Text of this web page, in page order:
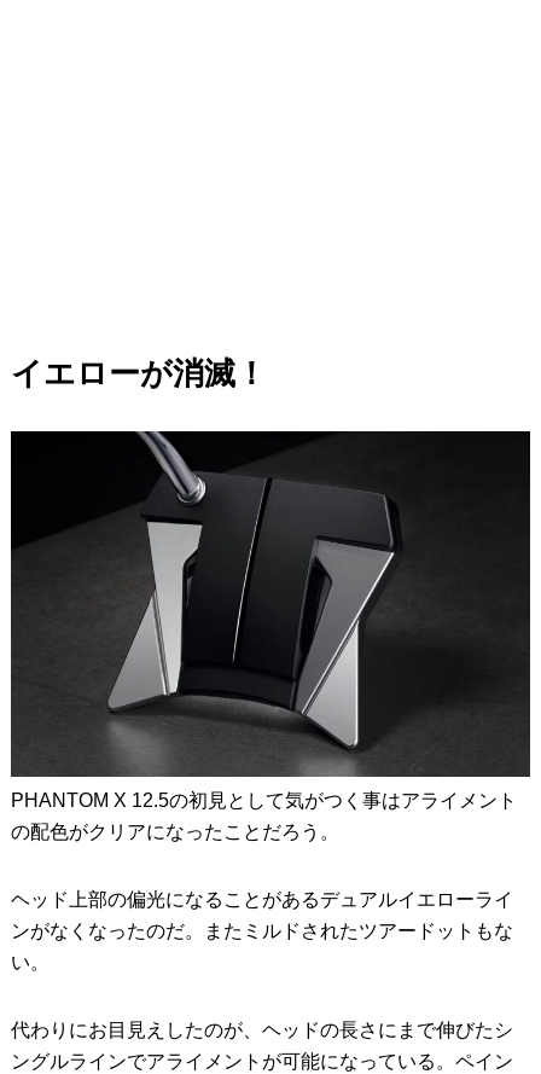
イエローが消滅！
PHANTOM X 12.5の初見として気がつく事はアライメント
の配色がクリアになったことだろう。
ヘッド上部の偏光になることがあるデュアルイエローライ
ンがなくなったのだ。またミルドされたツアードットもな
い。
代わりにお目見えしたのが、ヘッドの長さにまで伸びたシ
ングルラインでアライメントが可能になっている。ペイン